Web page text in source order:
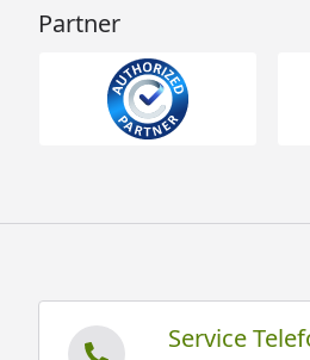
Partner
Service